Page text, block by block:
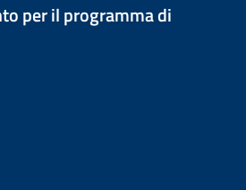
per il programma di